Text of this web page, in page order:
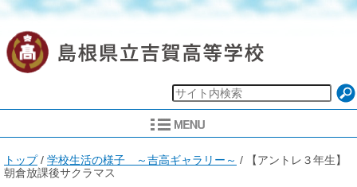
現
在
トップ/ 学校生活の様子 ～吉高ギャラリー～ /
【アントレ３年生】
朝倉放課後サクラマス